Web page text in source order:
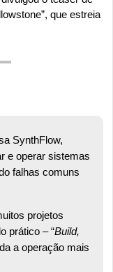
que estreia
SynthFlow,
e operar sistemas
falhas comuns
projetos
prático – “Build,
a operação mais